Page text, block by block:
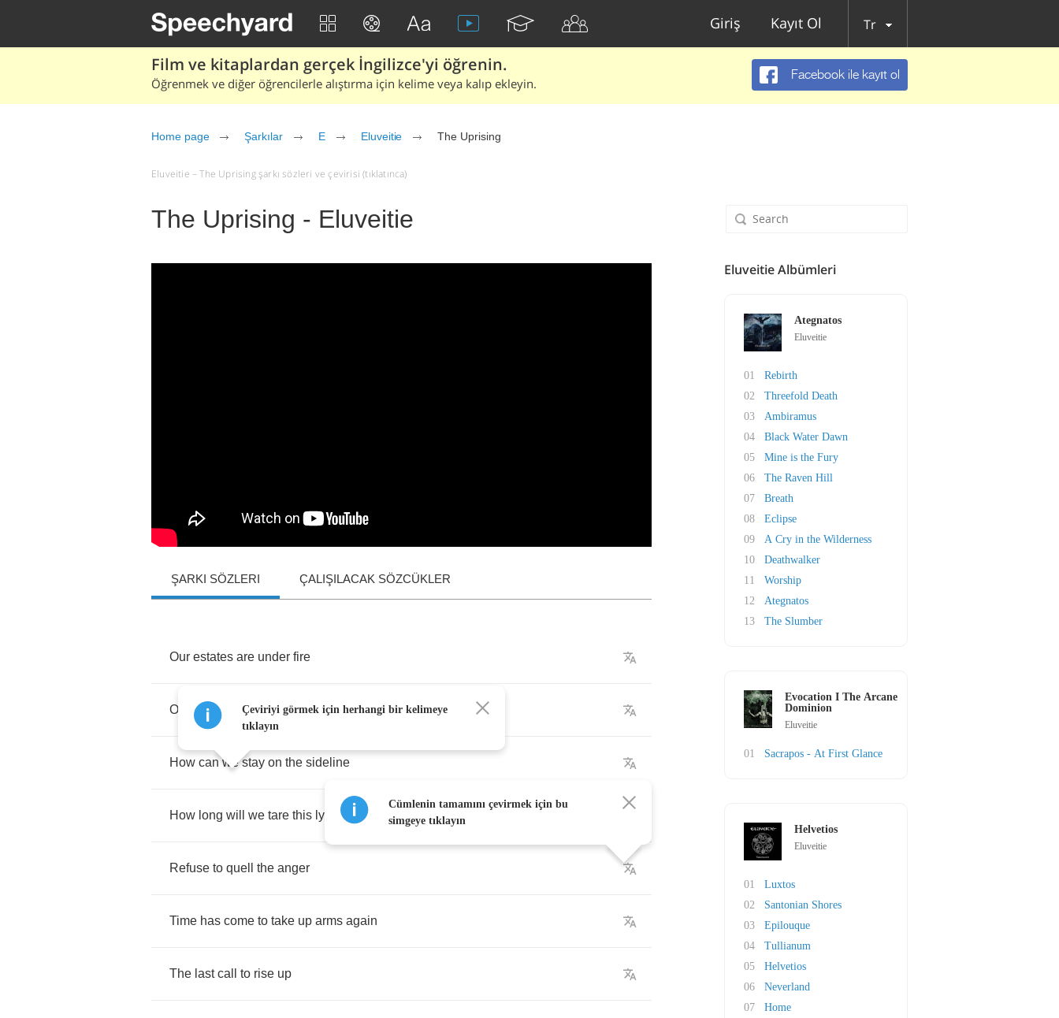
Giriş Kayıt Ol Tr
Film ve kitaplardan gerçek İngilizce'yi öğrenin.
Öğrenmek ve diğer öğrencilerle alıştırma için kelime veya kalıp ekleyin.
Facebook ile kayıt ol
Home page Şarkılar E Eluveitie The Uprising
Eluveitie – The Uprising şarkı sözleri ve çevirisi (tıklatınca)
The Uprising - Eluveitie
ŞARKI SÖZLERI ÇALIŞILACAK SÖZCÜKLER
Our estates are under fire
Our villers fall prey to village
How can we stay on the sideline
How long will we tare this lying down
Refuse to quell the anger
Time has come to take up arms again
The last call to rise up
Çeviriyi görmek için herhangi bir kelimeye
tıklayın
Cümlenin tamamını çevirmek için bu
simgeye tıklayın
Eluveitie Albümleri
Ategnatos
Eluveitie
01
Rebirth
02
Threefold Death
03
Ambiramus
04
Black Water Dawn
05
Mine is the Fury
06
The Raven Hill
07
Breath
08
Eclipse
09
A Cry in the Wilderness
10
Deathwalker
11
Worship
12
Ategnatos
13
The Slumber
Evocation I The Arcane
Dominion
Eluveitie
01 Sacrapos - At First Glance
Helvetios
Eluveitie
01
Luxtos
02
Santonian Shores
03
Epilouque
04
Tullianum
05
Helvetios
06
Neverland
07
Home